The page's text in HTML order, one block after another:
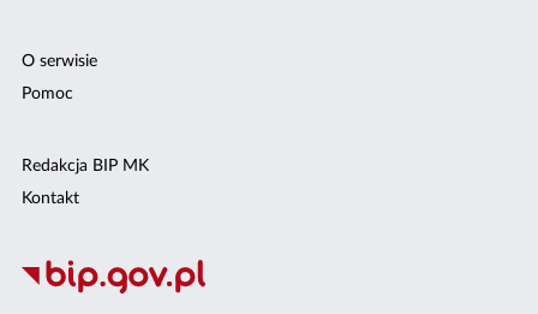
O serwisie
Pomoc
Redakcja BIP MK
Kontakt